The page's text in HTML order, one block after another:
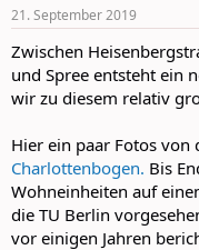
s
21. September 2019
Zwischen
und Spree entsteht ein
wir zu diesem relativ
Hier ein paar Fotos von
Charlottenbogen. Bis
Wohneinheiten auf
die TU Berlin
vor einigen Jahren